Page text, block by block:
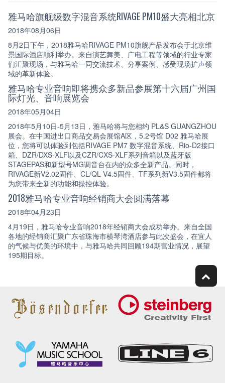
雅马哈旗舰级数字混音系统RIVAGE PM10盛大亮相北京
2018年08月06日
8月2日下午，2018雅马哈RIVAGE PM10旗舰产品发布会于北京维
景国际酒店顺利举办。来自演艺舞美、广电工程等领域的行业专家
们汇聚现场，与雅马哈一同交流技术、分享案例、感受现场扩声领
域的革新体验。
雅马哈专业音响即将携众多新品参展第十六届广州国
际灯光、音响展览会
2018年05月04日
2018年5月10日-5月13日，雅马哈将与您相约 PL&S GUANGZHOU
展会。在中国进出口商品交易会展馆A区，5.2号馆 D02 雅马哈展
位，您将可以体验到包括RIVAGE PM7 数字混音系统、Rio-D2接口
箱、DZR/DXS-XLF以及CZR/CXS-XLF系列音箱以及蓝牙版
STAGEPAS和新型号MG调音台在内的众多全新产品。同时，
RIVAGE新V2.02固件、CL/QL V4.5固件、TF系列新V3.5固件都将
为您带来全新的功能和操控体验。
2018雅马哈专业音响经销商大会圆满落幕
2018年04月23日
4月19日，雅马哈专业音响2018年经销商大会成功举办。来自全国
各地的经销商汇聚广东省珠海市横琴湾酒店参与此次盛会，在宜人
的气候与优美的环境中，与雅马哈共同回顾194期营业情况，展望
195期目标。